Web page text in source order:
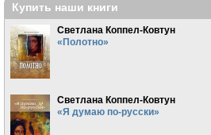
Купить наши книги
Светлана Коппел-Ковтун
«Полотно»
Светлана Коппел-Ковтун
«Я думаю по-русски»